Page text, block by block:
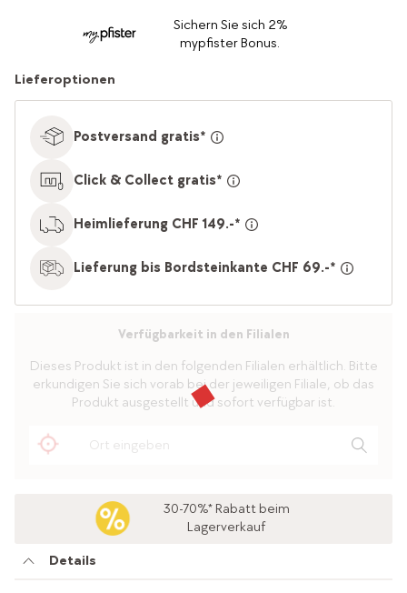
Sichern Sie sich 2%
mypfister Bonus.
Lieferoptionen
Postversand gratis*
Click & Collect gratis*
Heimlieferung CHF 149.-*
Lieferung bis Bordsteinkante CHF 69.-*
Verfügbarkeit in den Filialen
Dieses Produkt ist in den folgenden Filialen erhältlich. Bitte
erkundigen Sie sich vorab bei der jeweiligen Filiale, ob das
Produkt ausgestellt und sofort verfügbar ist.
30-70%* Rabatt beim
Lagerverkauf
Details